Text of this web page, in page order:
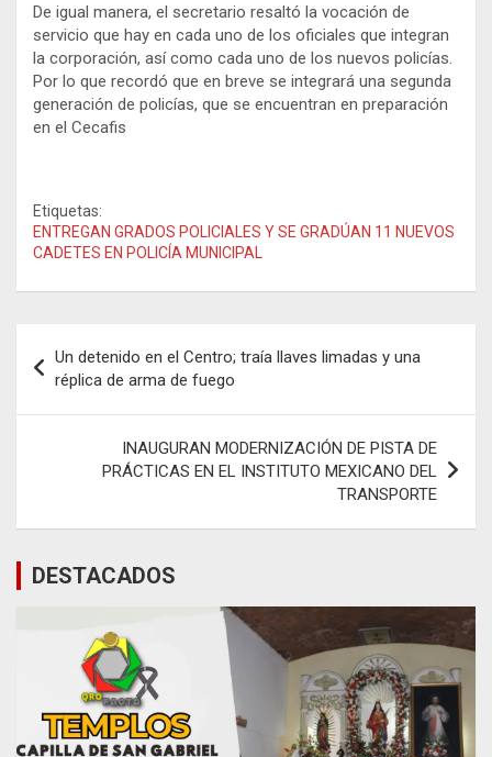
De igual manera, el secretario resaltó la vocación de
servicio que hay en cada uno de los oficiales que integran
la corporación, así como cada uno de los nuevos policías.
Por lo que recordó que en breve se integrará una segunda
generación de policías, que se encuentran en preparación
en el Cecafis
Etiquetas:
ENTREGAN GRADOS POLICIALES Y SE GRADÚAN 11 NUEVOS
CADETES EN POLICÍA MUNICIPAL
de
entradas
Un detenido en el Centro; traía llaves limadas y una
réplica de arma de fuego
INAUGURAN MODERNIZACIÓN DE PISTA DE
PRÁCTICAS EN EL INSTITUTO MEXICANO DEL
TRANSPORTE
DESTACADOS